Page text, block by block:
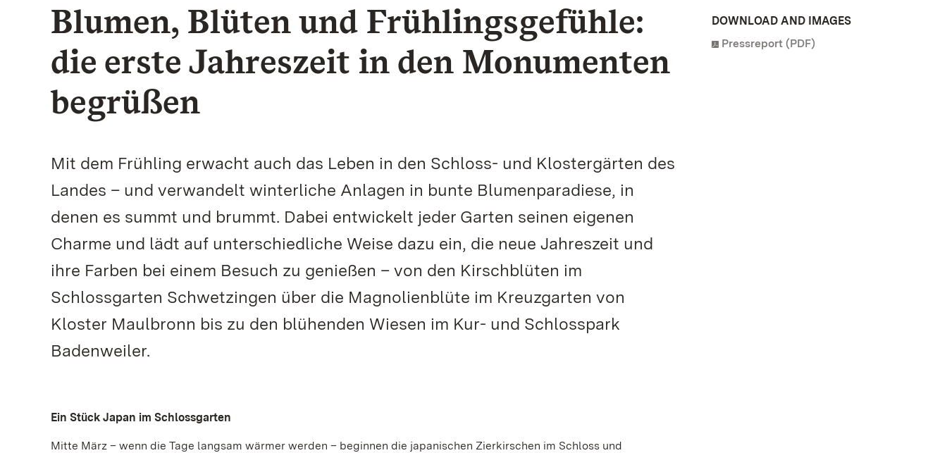
Blumen, Blüten und Frühlingsgefühle:
die erste Jahreszeit in den Monumenten
begrüßen
Mit dem Frühling erwacht auch das Leben in den Schloss- und Klostergärten des
Landes – und verwandelt winterliche Anlagen in bunte Blumenparadiese, in
denen es summt und brummt. Dabei entwickelt jeder Garten seinen eigenen
Charme und lädt auf unterschiedliche Weise dazu ein, die neue Jahreszeit und
ihre Farben bei einem Besuch zu genießen – von den Kirschblüten im
Schlossgarten Schwetzingen über die Magnolienblüte im Kreuzgarten von
Kloster Maulbronn bis zu den blühenden Wiesen im Kur- und Schlosspark
Badenweiler.
Ein Stück Japan im Schlossgarten
Mitte März – wenn die Tage langsam wärmer werden – beginnen die japanischen Zierkirschen im Schloss und
DOWNLOAD AND IMAGES
Pressreport (PDF)